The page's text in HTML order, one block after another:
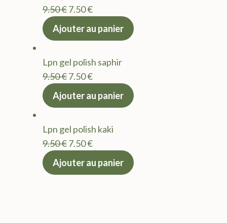
9.50€Le
prix
9.50 €.
7.50€Le
actuel
7.50 €.
Ajouter au panier
Lpn gel polish saphir
9.50€Le
prix
9.50 €.
7.50€Le
actuel
7.50 €.
Ajouter au panier
Lpn gel polish kaki
9.50€Le
prix
7.50€Le
actuel
Ajouter au panier